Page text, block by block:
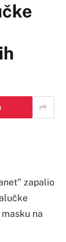
zapalio
na